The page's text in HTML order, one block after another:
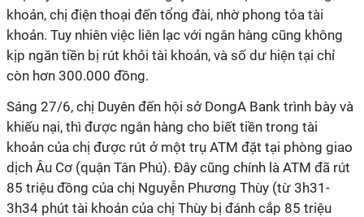
khoản, chị điện thoại đến tổng đài, nhờ phong tỏa tài
khoản. Tuy nhiên việc liên lạc với ngân hàng cũng không
kịp ngăn tiền bị rút khỏi tài khoản, và số dư hiện tại chỉ
còn hơn 300.000 đồng.
Sáng 27/6, chị Duyên đến hội sở DongA Bank trình bày và
khiếu nại, thì được ngân hàng cho biết tiền trong tài
khoản của chị được rút ở một trụ ATM đặt tại phòng giao
dịch Âu Cơ (quận Tân Phú). Đây cũng chính là ATM đã rút
85 triệu đồng của chị Nguyễn Phương Thùy (từ 3h31-
3h34 phút tài khoản của chị Thùy bị đánh cắp 85 triệu